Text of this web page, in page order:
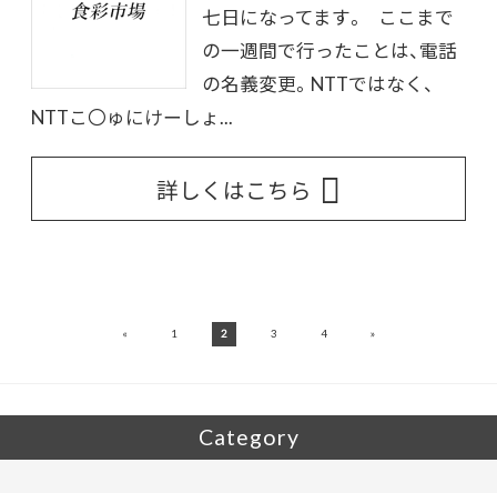
七日になってます。 ここまで
の一週間で行ったことは、電話
の名義変更。NTTではなく、
NTTこ〇ゅにけーしょ...
詳しくはこちら
« 1 2 3 4 »
Category